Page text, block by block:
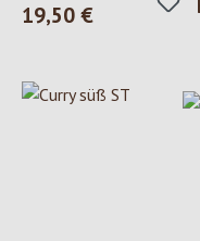
Regulärer Preis:
19,50 €